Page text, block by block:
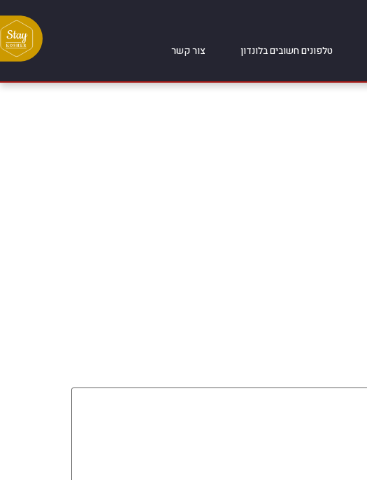
טלפונים חשובים בלונדון צור קשר